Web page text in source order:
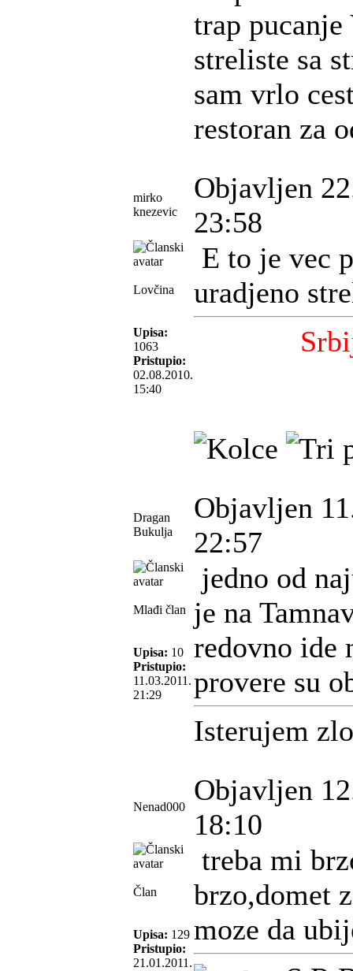
trap
streliste sa
sam vrlo
restoran za
mirko
knezevic
Objavljen
23:58
Lovčina
Upisa:
1063
Pristupio:
02.08.2010.
15:40
E to je vec
uradjeno
Dragan
Bukulja
Objavljen
22:57
Mlađi član
Upisa: 10
Pristupio:
11.03.2011.
21:29
jedno od
je na
redovno ide
provere su
Isterujem
Nenad000
Objavljen
18:10
Član
Upisa: 129
Pristupio:
21.01.2011.
treba mi
brzo,domet
moze da